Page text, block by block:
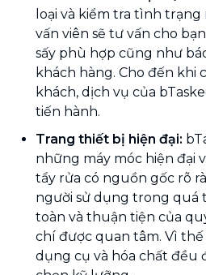
loại và kiểm tra tình
vấn viên sẽ tư vấn cho
sấy phù hợp cũng như
khách hàng. Cho đến khi
khách, dịch vụ của
tiến hành.
Trang thiết bị hiện đại:
những máy móc hiện đại
tẩy rửa có nguồn gốc rõ
người sử dụng trong quá
toàn và thuận tiện của
chí được quan tâm. Vì
dụng cụ và hóa chất đều